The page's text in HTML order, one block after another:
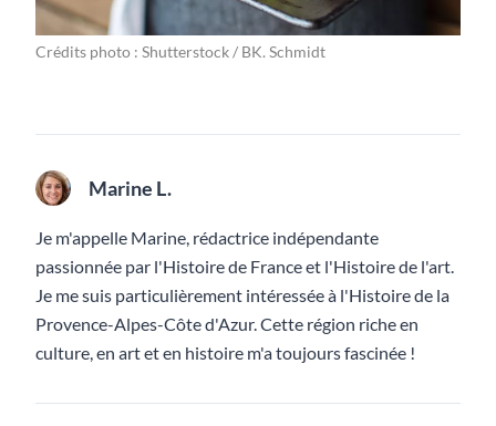
Crédits photo : Shutterstock / BK. Schmidt
Marine L.
Je m'appelle Marine, rédactrice indépendante
passionnée par l'Histoire de France et l'Histoire de l'art.
Je me suis particulièrement intéressée à l'Histoire de la
Provence-Alpes-Côte d'Azur. Cette région riche en
culture, en art et en histoire m'a toujours fascinée !